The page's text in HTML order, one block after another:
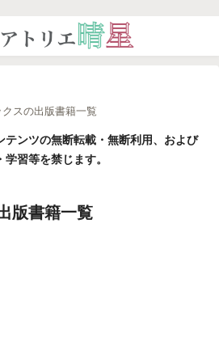
クスの出版書籍一覧
テンツの無断転載・無断利用、および
習等を禁じます。
版書籍一覧